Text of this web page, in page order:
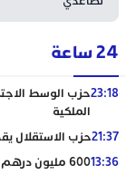
24 ساعة
23:18حزب الوسط
الملكية
21:37حزب الاستقلال
13:36600 مليون درهم لبناء الملعب الكبير بمكناس